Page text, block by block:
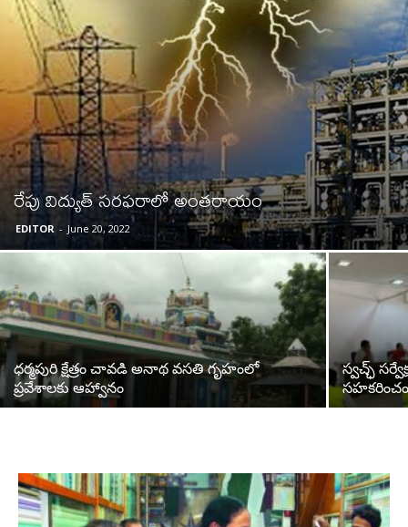
రేపు విద్యుత్ సరఫరాలో అంతరాయం
EDITOR - June 20, 2022
ధర్మపురి క్షేత్రం చావడి అనాథ వసతి గృహంలో
ప్రవేశాలకు ఆహ్వానం
స్వచ్ఛ్